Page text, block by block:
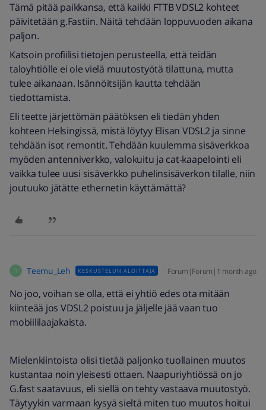
Tämä pitää paikkansa, että kaikki FTTB VDSL2 kohteet
päivitetään g.Fastiin. Näitä tehdään loppuvuoden aikana
paljon.
Katsoin profiilisi tietojen perusteella, että teidän
taloyhtiölle ei ole vielä muutostyötä tilattuna, mutta
tulee aikanaan. Isännöitsijän kautta tehdään
tiedottamista.
Eli teette järjettömän päätöksen eli tiedän yhden
kohteen Helsingissä, mistä löytyy Elisan VDSL2 ja sinne
tehdään isot remontit. Tehdään kuulemma sisäverkkoa
myöden antenniverkko, valokuitu ja cat-kaapelointi eli
vaikka tulee uusi sisäverkko puhelinsisäverkon tilalle, niin
joutuuko jätätte ethernetin käyttämättä?
T Teemu_Leh KESKUSTELUN ALOITTAJA Forum|Forum|1 month ago
No joo, voihan se olla, että ei yhtiö edes ota mitään
kiinteää jos VDSL2 poistuu ja jäljelle jää vaan tuo
mobiililaajakaista.
Mielenkiintoista olisi tietää paljonko tuollainen muutos
kustantaa noin yleisesti ottaen. Naapuriyhtiössä on jo
G.fast saatavuus, eli siellä on tehty vastaava muutostyö.
Täytyykin varmaan kysyä sieltä miten tuo muutos hoitui